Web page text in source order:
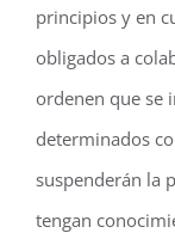
principios y en
obligados a
ordenen que se
determinados
suspenderán la
tengan